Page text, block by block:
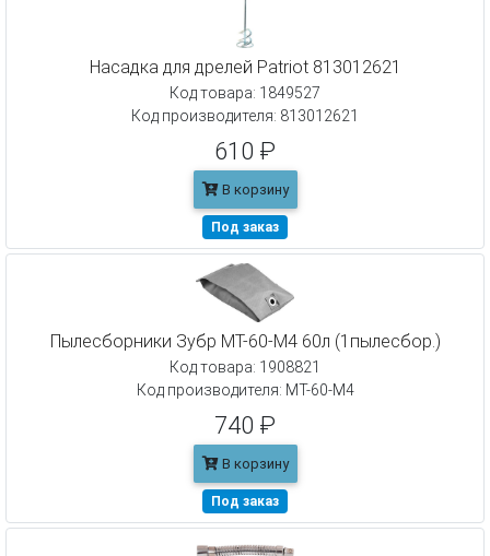
Насадка для дрелей Patriot 813012621
Код товара: 1849527
Код производителя: 813012621
610 ₽
В корзину
Под заказ
Пылесборники Зубр МТ-60-М4 60л (1пылесбор.)
Код товара: 1908821
Код производителя: МТ-60-М4
740 ₽
В корзину
Под заказ